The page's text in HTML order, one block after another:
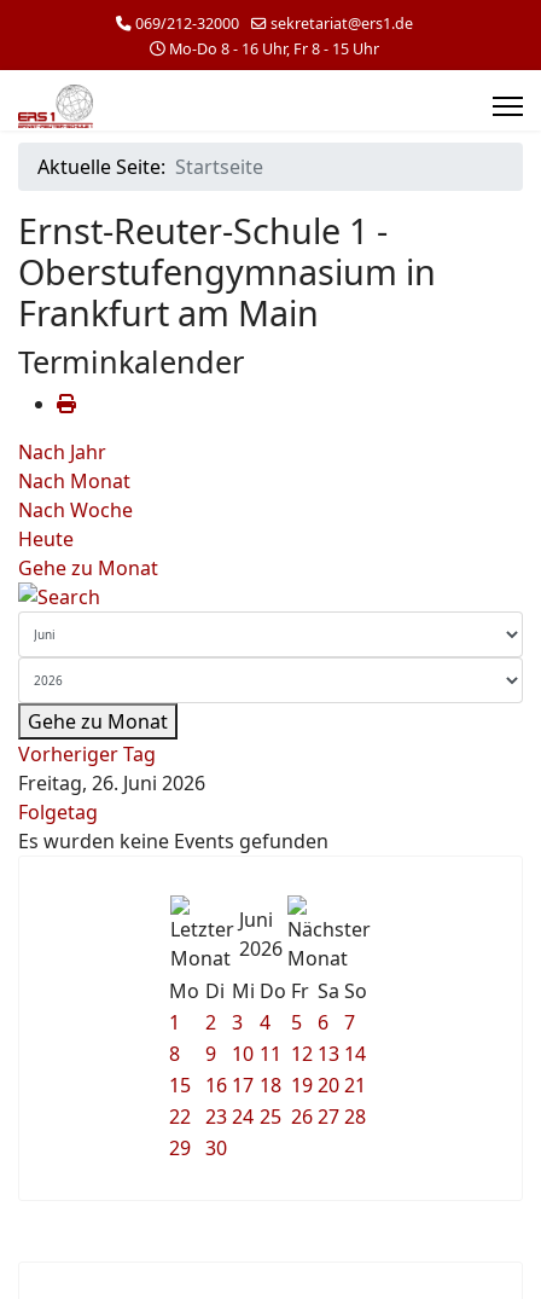
069/212-32000
sekretariat@ers1.de
Mo-Do 8 - 16 Uhr, Fr 8 - 15 Uhr
Aktuelle Seite: Startseite
Ernst-Reuter-Schule 1 -
Oberstufengymnasium in
Frankfurt am Main
Terminkalender
Nach Jahr
Nach Monat
Nach Woche
Heute
Gehe zu Monat
Gehe zu Monat
Vorheriger Tag
Freitag, 26. Juni 2026
Folgetag
Es wurden keine Events gefunden
Juni
2026
Mo Di Mi Do Fr Sa So
1
2 3 4 5 6 7
8
9 10 11 12 13 14
15 16 17 18 192021
22 2324 25 262728
29 30